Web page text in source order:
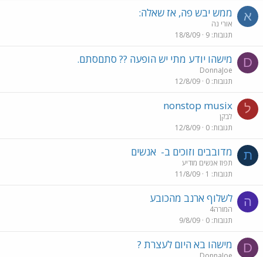
א ממש יבש פה, אז שאלה:
אורי נה
תגובות 9
18/8/09
D מישהו יודע מתי יש הופעה ?? סתםסתם.
DonnaJoe
תגובות 0
12/8/09
ל nonstop musix
לבקן
תגובות 0
12/8/09
ת מדובבים וזוכים ב- אנשים
תפוז אנשים מודיע
תגובות 1
11/8/09
ה לשלוף ארנב מהכובע
המורה4
תגובות 0
9/8/09
D מישהו בא היום לעצרת ?